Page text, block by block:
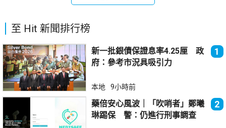
至 Hit 新聞排行榜
新一批銀債保證息率4.25厘 政
府：參考市況具吸引力
1
本地 9小時前
藥倍安心風波｜「吹哨者」鄭曦
琳踢保 警：仍進行刑事調查
2